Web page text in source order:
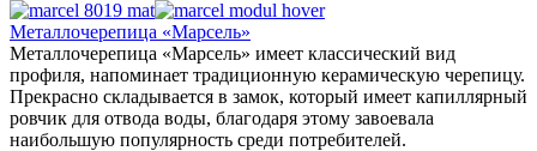
Металлочерепица «Марсель»
Металлочерепица «Марсель» имеет классический вид
профиля, напоминает традиционную керамическую черепицу.
Прекрасно складывается в замок, который имеет капиллярный
ровчик для отвода воды, благодаря этому завоевала
наибольшую популярность среди потребителей.